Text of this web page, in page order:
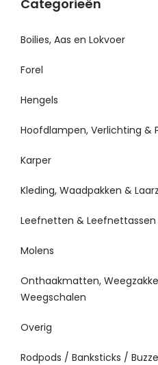
Categorieën
Boilies, Aas en Lokvoer
Forel
Hengels
Hoofdlampen, Verlichting &
Karper
Kleding, Waadpakken &
Leefnetten & Leefnettassen
Molens
Onthaakmatten,
Weegschalen
Overig
Rodpods / Banksticks /